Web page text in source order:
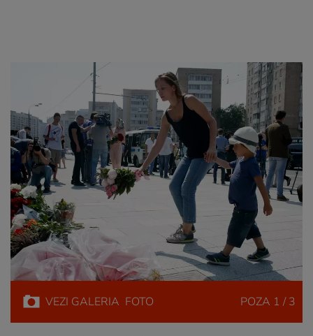
VEZI GALERIA FOTO POZA 1 / 3